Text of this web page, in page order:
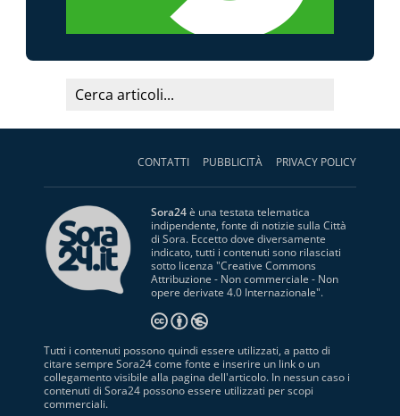
CONTATTI PUBBLICITÀ PRIVACY POLICY
Sora24è una testata telematica
indipendente, fonte di notizie sulla Città
di Sora. Eccetto dove diversamente
indicato, tutti i contenuti sono rilasciati
sotto licenza "Creative Commons
Attribuzione - Non commerciale - Non
opere derivate 4.0 Internazionale".
Tutti i contenuti possono quindi essere utilizzati, a patto di
citare sempre Sora24 come fonte e inserire un link o un
collegamento visibile alla pagina dell'articolo. In nessun caso i
contenuti di Sora24 possono essere utilizzati per scopi
commerciali.